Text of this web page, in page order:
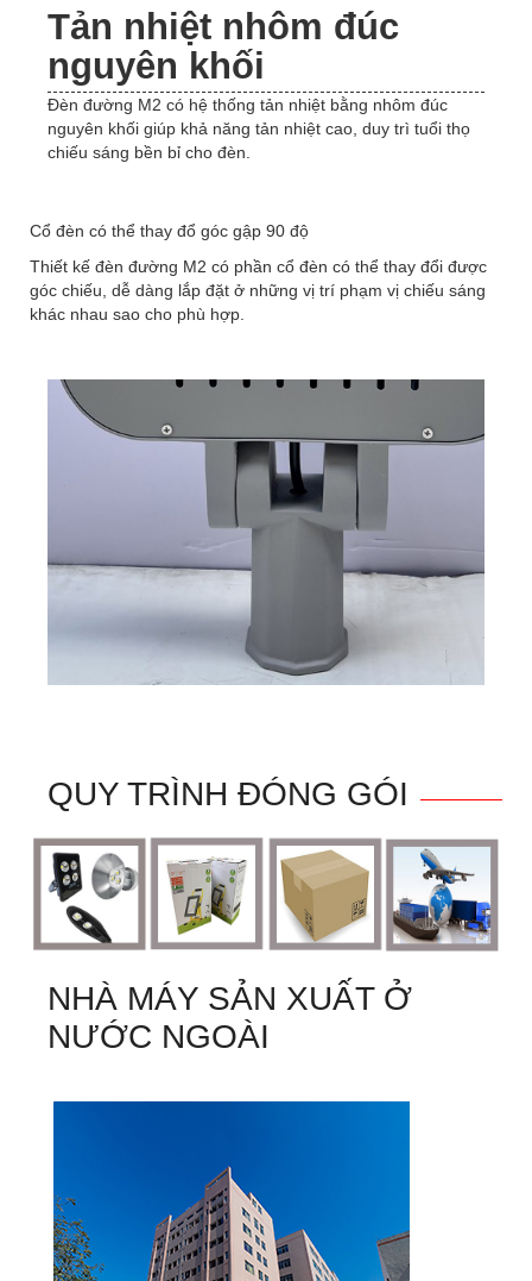
Tản nhiệt nhôm đúc
nguyên khối
Đèn đường M2 có hệ thống tản nhiệt bằng nhôm đúc
nguyên khối giúp khả năng tản nhiệt cao, duy trì tuổi thọ
chiếu sáng bền bỉ cho đèn.
Cổ đèn có thể thay đổ góc gập 90 độ
Thiết kế đèn đường M2 có phần cổ đèn có thể thay đổi được
góc chiếu, dễ dàng lắp đặt ở những vị trí phạm vị chiếu sáng
khác nhau sao cho phù hợp.
QUY TRÌNH ĐÓNG GÓI
NHÀ MÁY SẢN XUẤT Ở
NƯỚC NGOÀI